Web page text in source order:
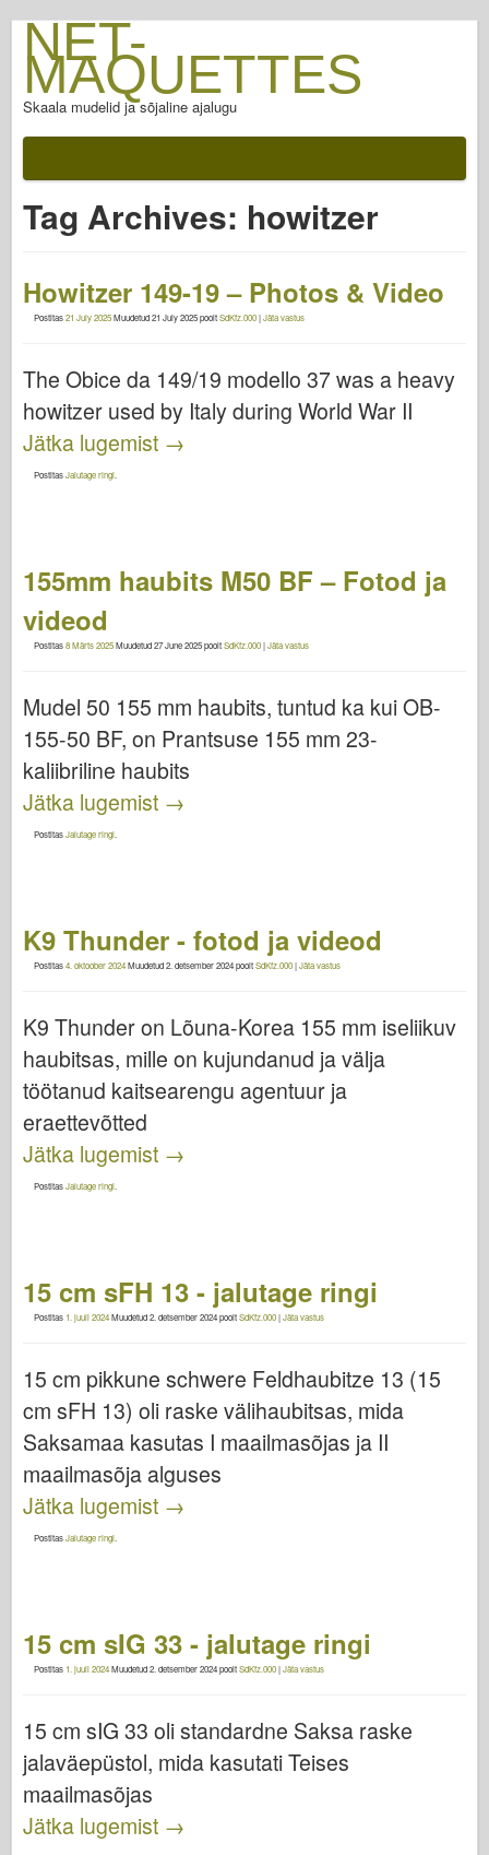
NET-
MAQUETTES
Skaala mudelid ja sõjaline ajalugu
Tag Archives: howitzer
Howitzer 149-19 – Photos & Video
Postitas21 July 2025Muudetud21 July 2025pooltSdKfz.000|Jäta vastus
The Obice da 149/19 modello 37 was a heavy
howitzer used by Italy during World War II
Jätka lugemist →
PostitasJalutage ringi
155mm haubits M50 BF – Fotod ja
videod
Postitas8 Märts 2025Muudetud27 June 2025pooltSdKfz.000|Jäta vastus
Mudel 50 155 mm haubits, tuntud ka kui OB-
155-50 BF, on Prantsuse 155 mm 23-
kaliibriline haubits
Jätka lugemist →
PostitasJalutage ringi
K9 Thunder - fotod ja videod
Postitas4. oktoober 2024Muudetud2. detsember 2024pooltSdKfz.000|Jäta vastus
K9 Thunder on Lõuna-Korea 155 mm iseliikuv
haubitsas, mille on kujundanud ja välja
töötanud kaitsearengu agentuur ja
eraettevõtted
Jätka lugemist →
PostitasJalutage ringi
15 cm sFH 13 - jalutage ringi
Postitas 1. juuli 2024Muudetud2. detsember 2024pooltSdKfz.000|Jäta vastus
15 cm pikkune schwere Feldhaubitze 13 (15
cm sFH 13) oli raske välihaubitsas, mida
Saksamaa kasutas I maailmasõjas ja II
maailmasõja alguses
Jätka lugemist →
PostitasJalutage ringi
15 cm sIG 33 - jalutage ringi
Postitas 1. juuli 2024Muudetud2. detsember 2024pooltSdKfz.000|Jäta vastus
15 cm sIG 33 oli standardne Saksa raske
jalaväepüstol, mida kasutati Teises
maailmasõjas
Jätka lugemist →